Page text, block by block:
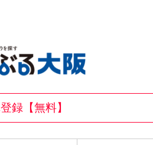
録【無料】